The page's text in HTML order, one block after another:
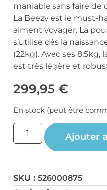
maniable sans faire de
La Beezy est le must-
aiment voyager. La
s’utilise dès la
(22kg). Avec ses 8,5kg,
est très légère et
299,95 €
En stock (peut être
Ajouter
SKU : 526000875